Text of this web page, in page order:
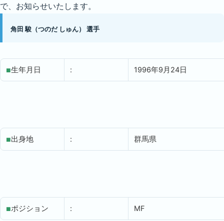
で、お知らせいたします。
角田 駿（つのだ しゅん） 選手
■生年月日 : 1996年9月24日
■出身地 : 群馬県
■ポジション : MF